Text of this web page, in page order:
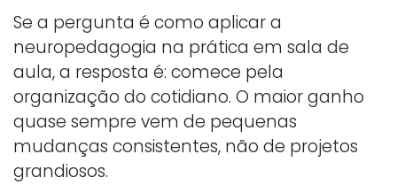
Se a pergunta é como aplicar a
neuropedagogia na prática em sala de
aula, a resposta é: comece pela
organização do cotidiano. O maior ganho
quase sempre vem de pequenas
mudanças consistentes, não de projetos
grandiosos.